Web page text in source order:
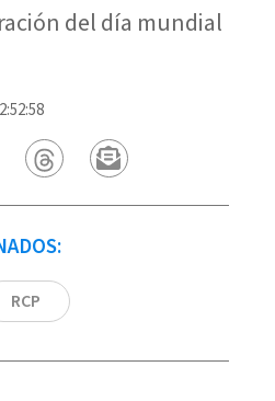
del día mundial
RCP